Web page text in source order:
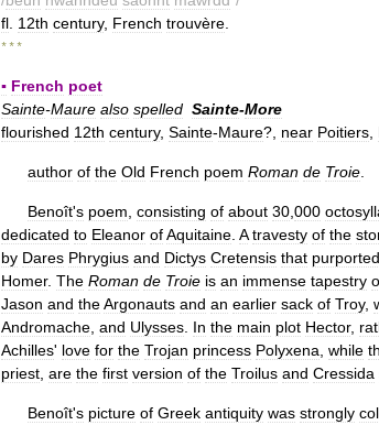
fl 12th century, French trouvère
* * *
▪ French poet
Sainte-Maure also spelled Sainte-More
flourished 12th century, Sainte-Maure?, near Poitiers
author of the Old French poem Roman de Troie
Benoît's poem consisting of about 30 000
dedicated to Eleanor ofAquitaine A travesty of the
by Dares Phrygius and Dictys Cretensis that purported
Homer. The Roman de Troie is an immense tapestry
Jason and theArgonauts and an earlier sack of Troy,
Andromache and Ulysses In the main plot Hector,
Achilles' love for the Trojan princess Polyxena while
priest are the first version of the Troilus and Cressida
Benoît's picture of Greek antiquity was strongly